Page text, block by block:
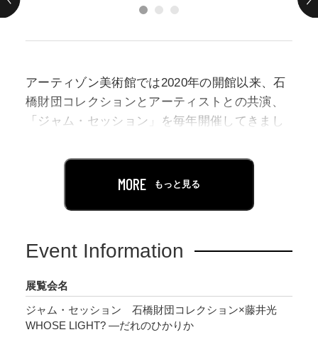
アーティゾン美術館では2020年の開館以来、石
橋財団コレクションとアーティストとの共演、
「ジャム・セッション」を毎年開催してきまし
性を、綿密なリサーチとフィールドワークを通
じて探究してきた藤井光を迎えます。藤井は、
で知られています。同時代の社会課題に応答
されています。
本展において藤井が注目するのは、プラトン
MORE もっと見る
Event Information
展覧会名
ジャム・セッション 石橋財団コレクション×藤井光
WHOSE LIGHT? —だれのひかりか